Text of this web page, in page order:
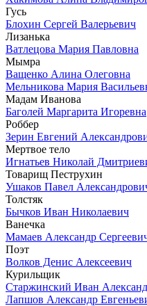
Гусь
Блохин Сергей Валерьевич
Лизанька
Ватлецова Мария Павловна
Мымра
Ващенко Алина Олеговна
Мельникова Мария
Мадам Иванова
Баголей Маргарита Игоревна
Роббер
Зерин Евгений
Мертвое тело
Игнатьев Николай
Товарищ Пеструхин
Ушаков Павел
Толстяк
Бычков Иван Николаевич
Ванечка
Мамаев Александр
Поэт
Волков Денис Алексеевич
Курильщик
Старжинский Иван
Лапшов Александр